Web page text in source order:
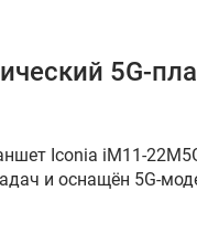
5G-
Iconia iM11-
и оснащён 5G-